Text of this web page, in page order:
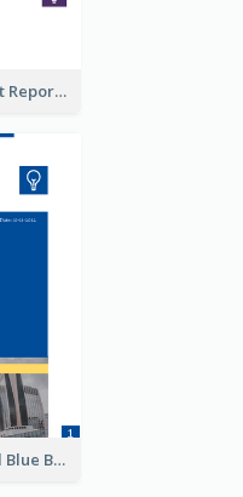
Brand Management Reports
Simple Professional Blue Business Report Design Ideas